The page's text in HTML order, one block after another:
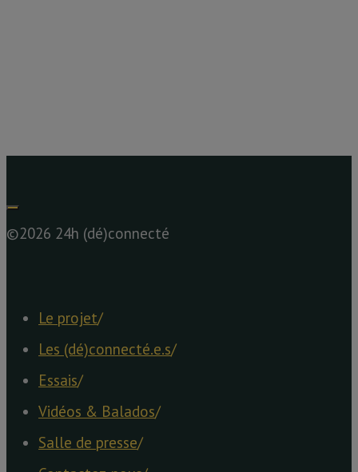
©2026 24h (dé)connecté
Le projet/
Les (dé)connecté.e.s/
Essais/
Vidéos & Balados/
Salle de presse/